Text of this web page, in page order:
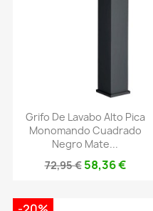
Grifo De Lavabo Alto Pica
Monomando Cuadrado
Negro Mate...
72,95 € 58,36 €